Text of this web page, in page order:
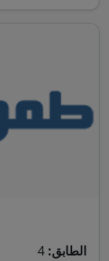
الطابق: